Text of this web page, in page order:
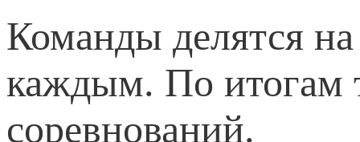
Команды делятся
каждым. По итогам
соревнований.